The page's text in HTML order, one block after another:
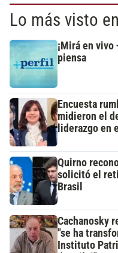
Lo más visto
¡Mirá en
piensa
Encuesta
midieron el
liderazgo en
Quirno
solicitó el
Brasil
Cachanosky
"se ha
Instituto